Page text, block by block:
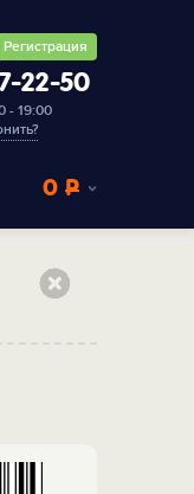
Регистрация
22-50
- 19:00
0 Р